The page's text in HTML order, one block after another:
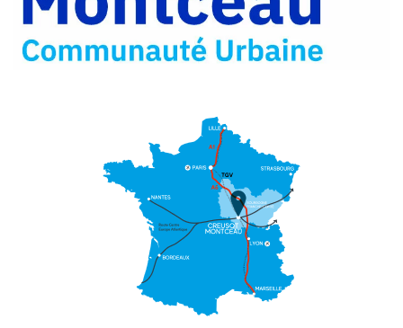
e-
mail